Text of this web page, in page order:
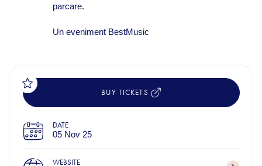
parcare.
Un eveniment BestMusic
BUY TICKETS
DATE
05 Nov 25
WEBSITE